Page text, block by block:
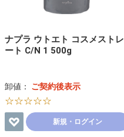
ナプラ ウトエト コスメストレ
ート C/N 1 500g
卸値： ご契約後表示
☆☆☆☆☆
新規・ログイン